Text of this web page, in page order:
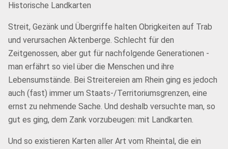
Historische Landkarten
Streit, Gezänk und Übergriffe halten Obrigkeiten auf Trab
und verursachen Aktenberge. Schlecht für den
Zeitgenossen, aber gut für nachfolgende Generationen -
man erfährt so viel über die Menschen und ihre
Lebensumstände. Bei Streitereien am Rhein ging es jedoch
auch (fast) immer um Staats-/Territoriumsgrenzen, eine
ernst zu nehmende Sache. Und deshalb versuchte man, so
gut es ging, dem Zank vorzubeugen: mit Landkarten.
Und so existieren Karten aller Art vom Rheintal, die ein